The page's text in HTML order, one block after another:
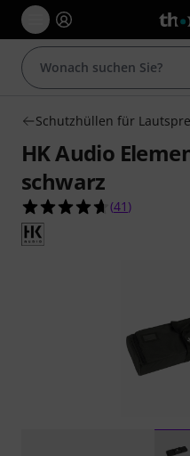
Schutzhüllen für
HK Audio
schwarz
4.7 von 5
(41 )